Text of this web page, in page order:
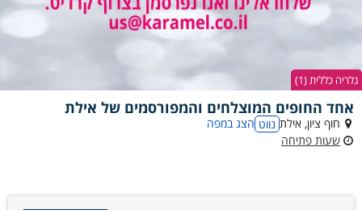
גלריה כללית (1)
אחד החופים המוצלחים והמפורסמים של אילת
חוף ציון, אילת נווט הצג במפה
שעות פתיחה